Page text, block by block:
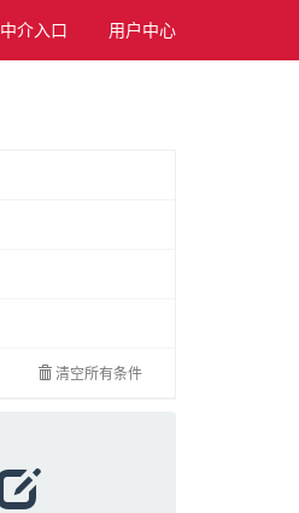
中介入口 用户中心
清空所有条件